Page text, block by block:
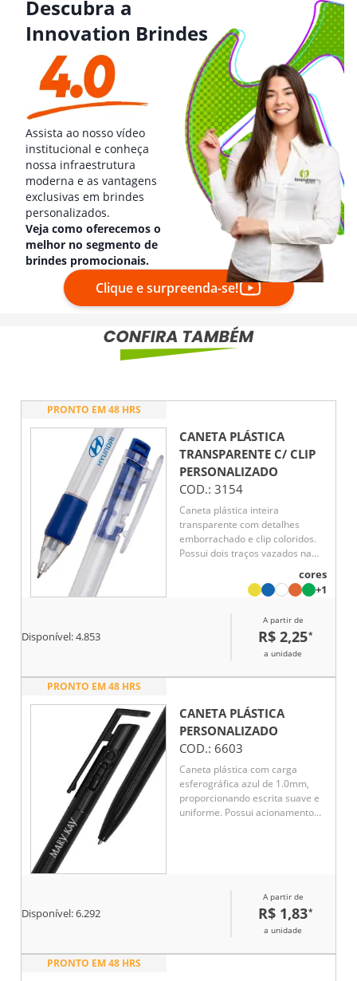
Descubra a
Innovation Brindes
Assista ao nosso vídeo
institucional e conheça
nossa infraestrutura
moderna e as vantagens
exclusivas em brindes
personalizados.
Veja como oferecemos o
melhor no segmento de
brindes promocionais.
Clique e surpreenda-se!
PRONTO EM 48 HRS
CANETA PLÁSTICA
TRANSPARENTE C/ CLIP
PERSONALIZADO
COD.: 3154
Caneta plástica inteira
transparente com detalhes
emborrachado e clip coloridos.
Possui dois traços vazados na
detalhes em relevo. Aciona por
clique, para destravar bastar
cores
+1
Disponível:4.853
A partir de
R$ 2,25*
a unidade
PRONTO EM 48 HRS
CANETA PLÁSTICA
PERSONALIZADO
COD.: 6603
Caneta plástica com carga
esferográfica azul de 1.0mm,
proporcionando escrita suave e
uniforme. Possui acionamento
design moderno e funcional a
torna ideal para anotações,
estudos e trabalho. Perfeita para
promocional.
Disponível:6.292
A partir de
R$ 1,83*
a unidade
PRONTO EM 48 HRS